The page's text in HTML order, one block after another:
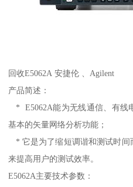
回收E5062A 安捷伦 、Agilent
产品简述：
* E5062A能为无线通信、有线
基本的矢量网络分析功能；
* 它是为了缩短调谐和测试时间
来提高用户的测试效率。
E5062A主要技术参数：